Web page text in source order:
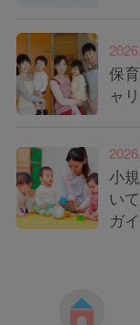
保
ャ
小
い
ガ